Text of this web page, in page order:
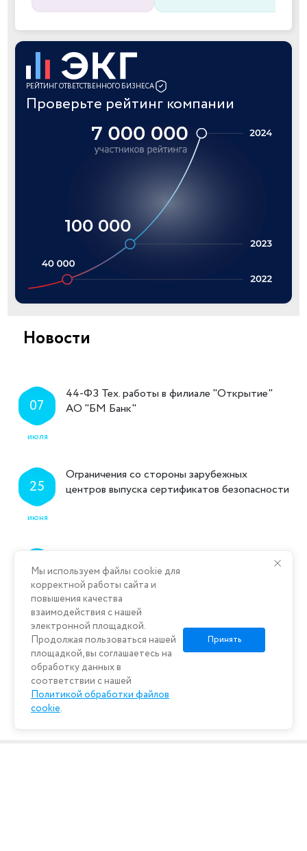
РЕЙТИНГ ОТВЕТСТВЕННОГО БИЗНЕСА
Проверьте рейтинг компании
Новости
07
июля
44-ФЗ Тех. работы в филиале "Открытие"
АО "БМ Банк"
25
июня
Ограничения со стороны зарубежных
центров выпуска сертификатов безопасности
09
июня
АО "БМ Банк"
РАДы помочь!
Мы используем файлы cookie для
корректной работы сайта и
повышения качества
взаимодействия с нашей
электронной площадкой.
Продолжая пользоваться нашей
площадкой, вы соглашаетесь на
обработку данных в
соответствии с нашей
Политикой обработки файлов
cookie.
Принять